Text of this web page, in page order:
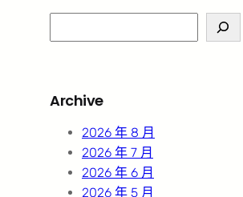
e
c
Archive
2026 年 8 月
2026 年 7 月
2026 年 6 月
2026 年 5 月